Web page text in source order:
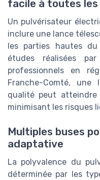
facile à toutes les
Un pulvérisateur
inclure une lance
les parties hautes
études réalisées
professionnels en
Franche-Comté, une
qualité peut
minimisant les risques
Multiples buses
adaptative
La polyvalence du
déterminée par les